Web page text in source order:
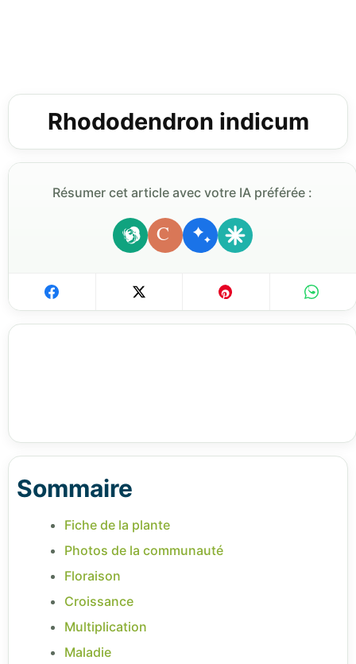
Rhododendron indicum
Résumer cet article avec votre IA préférée :
C
Sommaire
Fiche de la plante
Photos de la communauté
Floraison
Croissance
Multiplication
Maladie